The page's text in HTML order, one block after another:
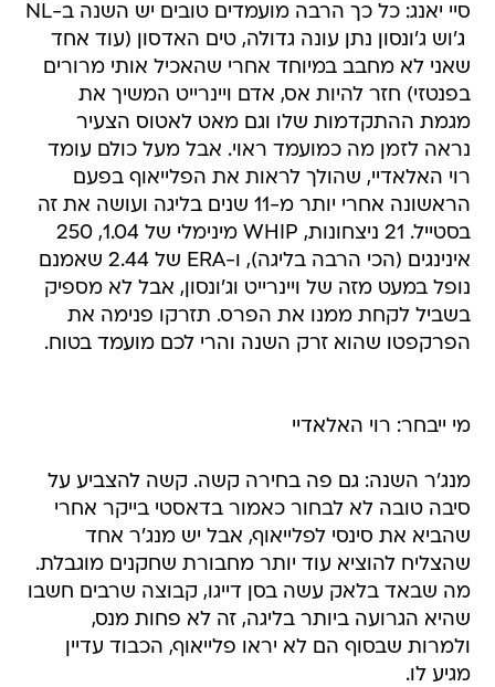
סיי יאנג: כל כך הרבה מועמדים טובים יש השנה ב-NL
 ג'וש ג'ונסון נתן עונה גדולה, טים האדסון (עוד אחד
שאני לא מחבב במיוחד אחרי שהאכיל אותי מרורים
בפנטזי) חזר להיות אס, אדם ויינרייט המשיך את
מגמת ההתקדמות שלו וגם מאט לאטוס הצעיר
נראה לזמן מה כמועמד ראוי. אבל מעל כולם עומד
רוי האלאדיי, שהולך לראות את הפלייאוף בפעם
הראשונה אחרי יותר מ-11 שנים בליגה ועושה את זה
בסטייל. 21 ניצחונות, WHIP מינימלי של 1.04, 250
אינינגים (הכי הרבה בליגה), ו-ERA של 2.44 שאמנם
נופל במעט מזה של ויינרייט וג'ונסון, אבל לא מספיק
בשביל לקחת ממנו את הפרס. תזרקו פנימה את
הפרקפטו שהוא זרק השנה והרי לכם מועמד בטוח.
מי ייבחר: רוי האלאדיי
מנג'ר השנה: גם פה בחירה קשה. קשה להצביע על
סיבה טובה לא לבחור כאמור בדאסטי בייקר אחרי
שהביא את סינסי לפלייאוף, אבל יש מנג'ר אחד
שהצליח להוציא עוד יותר מחבורת שחקנים מוגבלת.
מה שבאד בלאק עשה בסן דייגו, קבוצה שרבים חשבו
שהיא הגרועה ביותר בליגה, זה לא פחות מנס,
ולמרות שבסוף הם לא יראו פלייאוף, הכבוד עדיין
מגיע לו.